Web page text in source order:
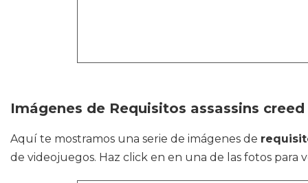
Imágenes de Requisitos assassins
Aquí te mostramos una serie de imágenes de
de videojuegos. Haz click en en una de las fotos